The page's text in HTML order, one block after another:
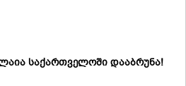
საქართველოში დააბრუნა!